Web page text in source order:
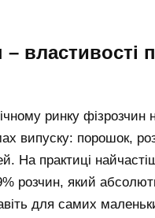
– властивості
ринку фізрозчин
випуску: порошок,
На практиці
розчин, який
для самих